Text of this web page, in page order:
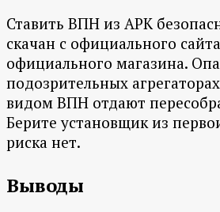
Ставить ВПН из APK
скачан с официального
официального магазина.
подозрительных
видом ВПН отдают
Берите установщик из
риска нет.
Выводы